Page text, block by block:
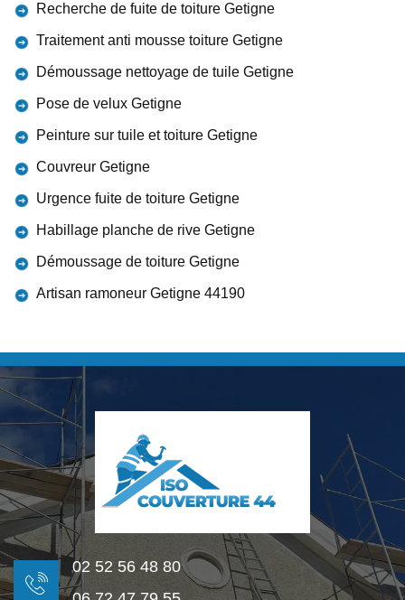
Recherche de fuite de toiture Getigne
Traitement anti mousse toiture Getigne
Démoussage nettoyage de tuile Getigne
Pose de velux Getigne
Peinture sur tuile et toiture Getigne
Couvreur Getigne
Urgence fuite de toiture Getigne
Habillage planche de rive Getigne
Démoussage de toiture Getigne
Artisan ramoneur Getigne 44190
02 52 56 48 80